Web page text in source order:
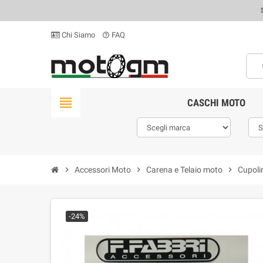
Chi Siamo help_outline FAQ
view_headline CASCHI MOTO
chevron_right Accessori Moto chevron_right Carena e Telaio moto chevron_right
-24%